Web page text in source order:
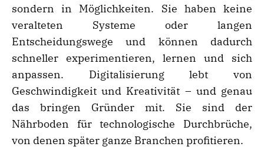
sondern in Möglichkeiten. Sie haben keine
veralteten Systeme oder langen
Entscheidungswege und können dadurch
schneller experimentieren, lernen und sich
anpassen. Digitalisierung lebt von
Geschwindigkeit und Kreativität – und genau
das bringen Gründer mit. Sie sind der
Nährboden für technologische Durchbrüche,
von denen später ganze Branchen profitieren.